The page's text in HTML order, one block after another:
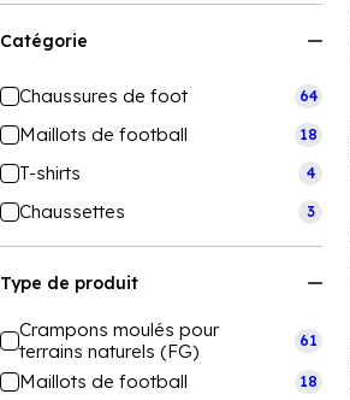
Catégorie
Chaussures de foot 64
Maillots de football 18
T-shirts 4
Chaussettes 3
Type de produit
Crampons moulés pour
terrains naturels (FG)
61
Maillots de football 18